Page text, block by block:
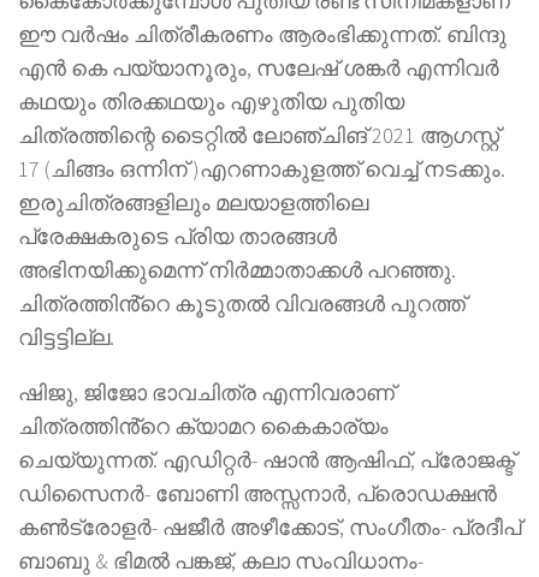
ഈ വർഷം ചിത്രീകരണം ആരംഭിക്കുന്നത്. ബിന്ദു
എൻ കെ പയ്യാനൂരും, സലേഷ് ശങ്കർ എന്നിവർ
കഥയും തിരക്കഥയും എഴുതിയ പുതിയ
ചിത്രത്തിന്റെ ടൈറ്റിൽ ലോഞ്ചിങ് 2021 ആഗസ്റ്റ്
17 (ചിങ്ങം ഒന്നിന് )എറണാകുളത്ത് വെച്ച് നടക്കും.
ഇരുചിത്രങ്ങളിലും മലയാളത്തിലെ
പ്രേക്ഷകരുടെ പ്രിയ താരങ്ങൾ
അഭിനയിക്കുമെന്ന് നിർമ്മാതാക്കൾ പറഞ്ഞു.
ചിത്രത്തിൻ്റെ കൂടുതൽ വിവരങ്ങൾ പുറത്ത്
വിട്ടട്ടില്ല.
ഷിജു, ജിജോ ഭാവചിത്ര എന്നിവരാണ്
ചിത്രത്തിൻ്റെ ക്യാമറ കൈകാര്യം
ചെയ്യുന്നത്. എഡിറ്റർ- ഷാൻ ആഷിഫ്, പ്രോജക്ട്
ഡിസൈനർ- ബോണി അസ്സനാർ, പ്രൊഡക്ഷൻ
കൺട്രോളർ- ഷജീർ അഴീക്കോട്, സംഗീതം- പ്രദീപ്
ബാബു & ഭിമൽ പങ്കജ്, കലാ സംവിധാനം-